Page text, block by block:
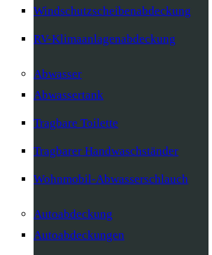
Windschutzscheibenabdeckung
RV-Klimaanlagenabdeckung
Abwasser
Abwassertank
Tragbare Toilette
Tragbarer Handwaschständer
Wohnmobil-Abwasserschlauch
Autoabdeckung
Autoabdeckungen